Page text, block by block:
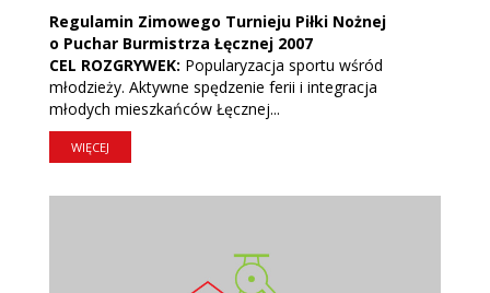
Regulamin Zimowego Turnieju Piłki Nożnej
o Puchar Burmistrza Łęcznej 2007
CEL ROZGRYWEK: Popularyzacja sportu wśród
młodzieży. Aktywne spędzenie ferii i integracja
młodych mieszkańców Łęcznej...
WIĘCEJ